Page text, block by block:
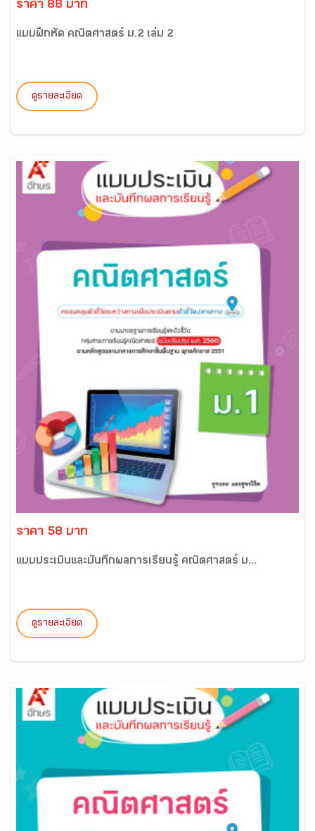
ราคา 88 บาท
แบบฝึกหัด คณิตศาสตร์ ม.2 เล่ม 2
ดูรายละเอียด
ราคา 58 บาท
แบบประเมินและบันทึกผลการเรียนรู้ คณิตศาสตร์ ม...
ดูรายละเอียด